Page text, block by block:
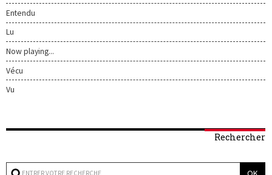
Entendu
Lu
Now playing...
Vécu
Vu
Rechercher